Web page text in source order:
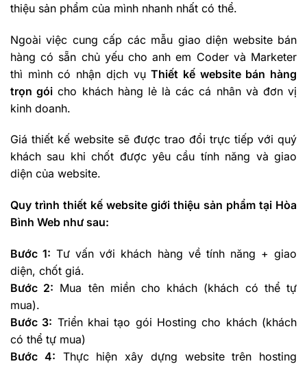
thiệu sản phẩm của mình nhanh nhất có thể.
Ngoài việc cung cấp các mẫu giao diện website bán
hàng có sẵn chủ yếu cho anh em Coder và Marketer
thì mình có nhận dịch vụThiết kế website bán hàng
trọn gói cho khách hàng lẻ là các cá nhân và đơn vị
kinh doanh.
Giá thiết kế website sẽ được trao đổi trực tiếp với quý
khách sau khi chốt được yêu cầu tính năng và giao
diện của website.
Quy trình thiết kế website giới thiệu sản phẩm tại Hòa
Bình Web như sau:
Bước 1: Tư vấn với khách hàng về tính năng + giao
diện, chốt giá.
Bước 2: Mua tên miền cho khách (khách có thể tự
mua).
Bước 3: Triển khai tạo gói Hosting cho khách (khách
có thể tự mua)
Bước 4: Thực hiện xây dựng website trên hosting